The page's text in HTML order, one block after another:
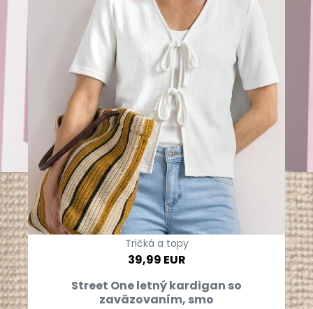
Tričká a topy
39,99 EUR
Street One letný kardigan so
zaväzovaním, smo